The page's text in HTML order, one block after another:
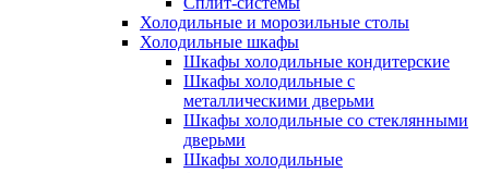
Холодильные и морозильные столы
Холодильные шкафы
Шкафы холодильные кондитерские
Шкафы холодильные с
металлическими дверьми
Шкафы холодильные со стеклянными
дверьми
Шкафы холодильные